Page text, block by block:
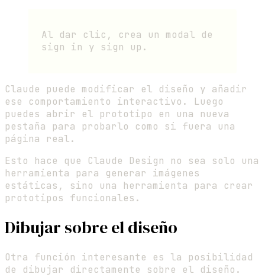
Al dar clic, crea un modal de
sign in y sign up.
Claude puede modificar el diseño y añadir
ese comportamiento interactivo. Luego
puedes abrir el prototipo en una nueva
pestaña para probarlo como si fuera una
página real.
Esto hace que Claude Design no sea solo una
herramienta para generar imágenes
estáticas, sino una herramienta para crear
prototipos funcionales.
Dibujar sobre el diseño
Otra función interesante es la posibilidad
de dibujar directamente sobre el diseño.